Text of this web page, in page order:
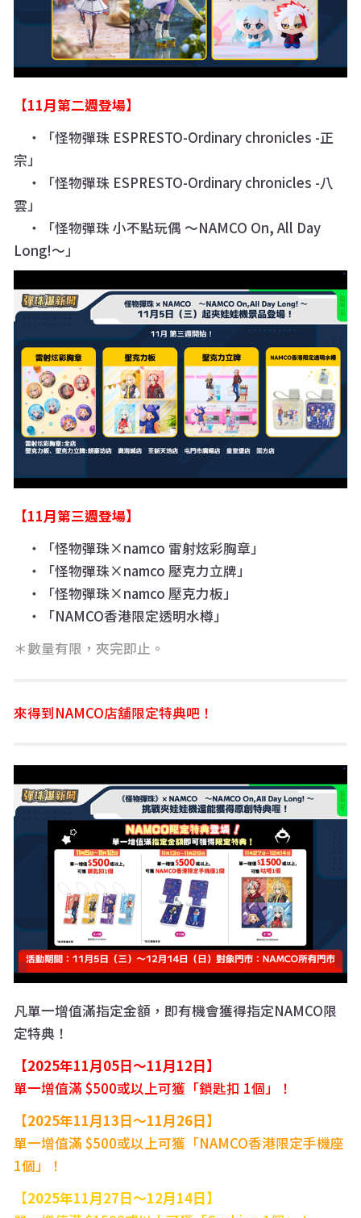
【11月第二週登場】
・「怪物彈珠 ESPRESTO-Ordinary chronicles -正
宗」
・「怪物彈珠 ESPRESTO-Ordinary chronicles -八
雲」
・「怪物彈珠 小不點玩偶 〜NAMCO On, All Day
Long!〜」
【11月第三週登場】
・「怪物彈珠×namco 雷射炫彩胸章」
・「怪物彈珠×namco 壓克力立牌」
・「怪物彈珠×namco 壓克力板」
・「NAMCO香港限定透明水樽」
＊數量有限，夾完即止。
來得到NAMCO店舖限定特典吧！
凡單一增值滿指定金額，即有機會獲得指定NAMCO限
定特典！
【2025年11月05日～11月12日】
單一增值滿 $500或以上可獲「鎖匙扣 1個」！
【2025年11月13日～11月26日】
單一增值滿 $500或以上可獲「NAMCO香港限定手機座
1個」！
【2025年11月27日～12月14日】